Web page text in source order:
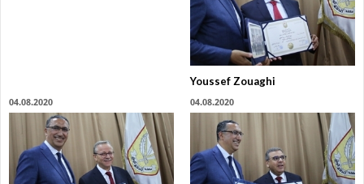
Youssef Zouaghi
04.08.2020 04.08.2020